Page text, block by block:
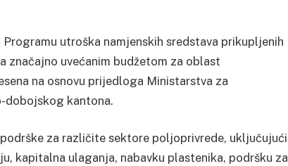
Programu utroška namjenskih sredstava prikupljenih
značajno uvećanim budžetom za oblast
na osnovu prijedloga Ministarstva za
dobojskog kantona.
za različite sektore poljoprivrede, uključujući
kapitalna ulaganja, nabavku plastenika, podršku za